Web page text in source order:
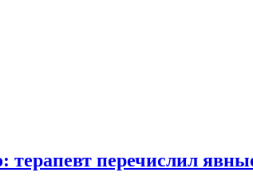
терапевт перечислил